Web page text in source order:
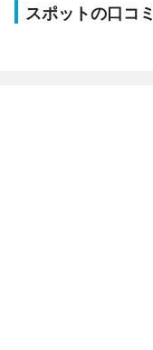
スポットの口コミ